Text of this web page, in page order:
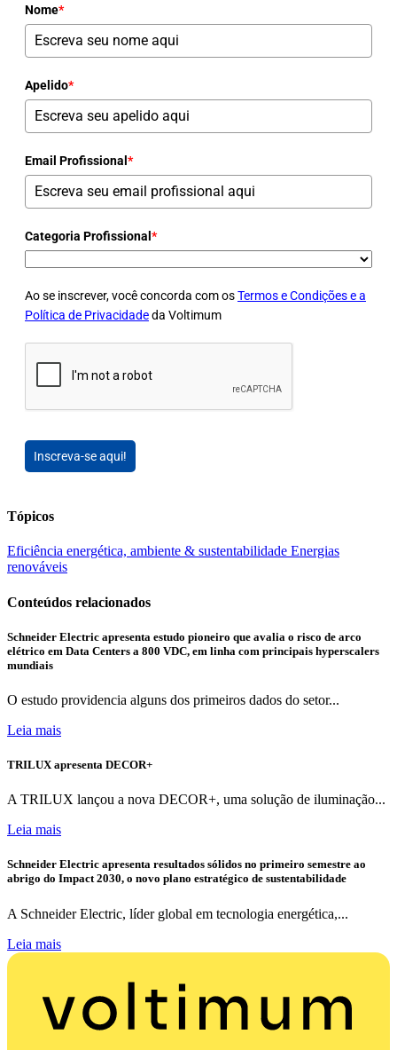
Nome*
Apelido*
Email Profissional *
Categoria Profissional *
Ao se inscrever, você concorda com osTermos e Condições e a
Política de Privacidadeda Voltimum
Inscreva-se aqui!
Tópicos
Eficiência energética, ambiente & sustentabilidade Energias
renováveis
Conteúdos relacionados
Schneider Electric apresenta estudo pioneiro que avalia o risco de arco
elétrico em Data Centers a 800 VDC, em linha com principais hyperscalers
mundiais
O estudo providencia alguns dos primeiros dados do setor...
Leia mais
TRILUX apresenta DECOR+
A TRILUX lançou a nova DECOR+, uma solução de iluminação...
Leia mais
Schneider Electric apresenta resultados sólidos no primeiro semestre ao
abrigo do Impact 2030, o novo plano estratégico de sustentabilidade
A Schneider Electric, líder global em tecnologia energética,...
Leia mais